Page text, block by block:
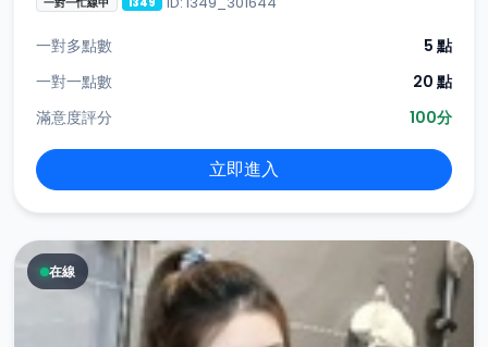
一對多點數
5 點
一對一點數
20 點
滿意度評分
100分
立即進入
在線